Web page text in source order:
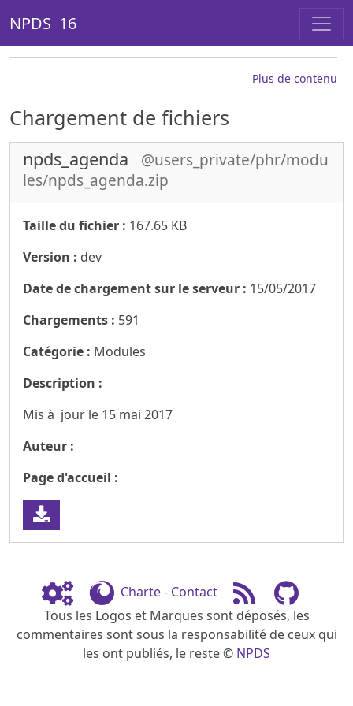
NPDS 16
Plus de contenu
Chargement de fichiers
npds_agenda
@users_private/phr/modu
les/npds_agenda.zip
Taille du fichier : 167.65 KB
Version : dev
Date de chargement sur le serveur : 15/05/2017
Chargements : 591
Catégorie : Modules
Description :
Mis à jour le 15 mai 2017
Auteur :
Page d'accueil :
Charte- Contact
Tous les Logos et Marques sont déposés, les
commentaires sont sous la responsabilité de ceux qui
les ont publiés, le reste © NPDS